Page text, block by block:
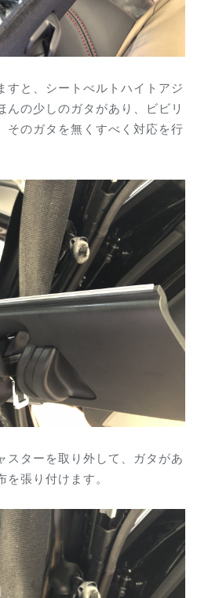
すと、シートべルトハイトアジ
んの少しのガタがあり、ビビリ
そのガタを無くすべく対応を行
スターを取り外して、ガタがあ
張り付けます。